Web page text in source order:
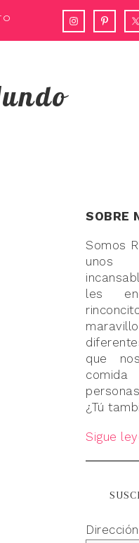
SOBRE
Somos
unos
les
que
¿Tú
Sigue